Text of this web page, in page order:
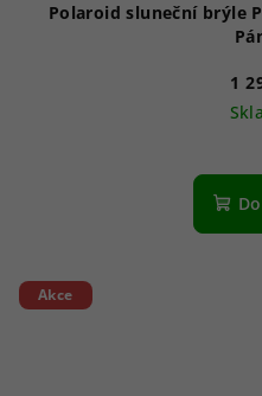
Polaroid sluneční brýle
1
Akce